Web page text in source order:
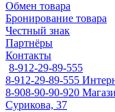
Обмен товара
Бронирование товара
Честный знак
Партнёры
Контакты
8-912-29-89-555
8-912-29-89-555
8-908-90-90-920
Сурикова, 37